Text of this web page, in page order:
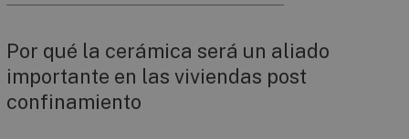
Por qué la cerámica será un aliado
importante en las viviendas post
confinamiento